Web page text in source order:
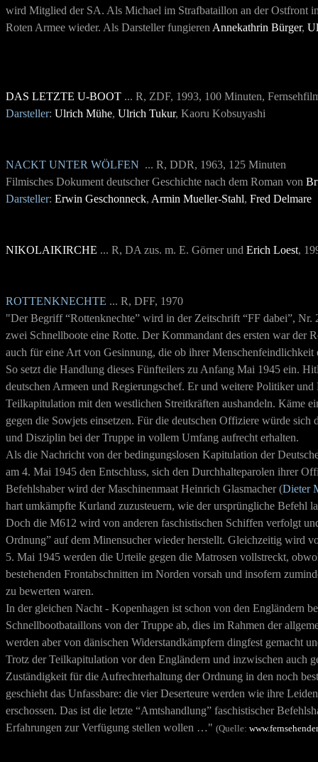
wird Mitglied der SA. Als Michael im Strafbataillon an der Ostfront
Roten Armee wieder. Als Darsteller fungieren Annekathrin Bürger,
DAS LETZTE U-BOOT ... R, ZDF, 1993, 100 Minuten,
Darsteller: Ulrich Mühe, Ulrich Tukur, Kaoru Kobsuyashi
NACKT UNTER WÖLFEN ... R, DDR, 1963, 125 Minuten
Filmisches Dokument deutscher Geschichte nach dem Roman von
Darsteller: Erwin Geschonneck, Armin Mueller-Stahl, Fred Delmare
NIKOLAIKIRCHE ... R, DA zus. m. E. Görner und Erich Loest,
ROTTENKNECHTE ... R, DFF, 1970
"Der Begriff “Rottenknechte” wird in der Zeitschrift “FF dabei”,
zwei Schnellboote eine Rotte. Der Kommandant des ersten war der
auch für eine Art von Gesinnung, die ob ihrer Menschenfeindlichkeit
So setzt die Handlung dieses Fünfteilers zu Anfang Mai 1945 ein.
deutschen Armeen und Regierungschef. Er und weitere Politiker
Teilkapitulation mit den westlichen Streitkräften aushandeln. Käme
gegen die Sowjets einsetzen. Für die deutschen Offiziere würde
und Disziplin bei der Truppe in vollem Umfang aufrecht erhalten.
Als die Nachricht von der bedingungslosen Kapitulation der
am 4. Mai 1945 den Entschluss, sich den Durchhalteparolen ihrer
Befehlshaber wird der Maschinenmaat Heinrich Glasmacher (Dieter
hart umkämpfte Kurland zuzusteuern, wie der ursprüngliche Befehl
Doch die M612 wird von anderen faschistischen Schiffen verfolgt
Ordnung” auf dem Minensucher wieder herstellt. Gleichzeitig wird
5. Mai 1945 werden die Urteile gegen die Matrosen vollstreckt,
bestehenden Frontabschnitten im Norden vorsah und insofern
zu bewerten waren.
In der gleichen Nacht - Kopenhagen ist schon von den Engländern
Schnellbootbataillons von der Truppe ab, dies im Rahmen der
werden aber von dänischen Widerstandkämpfern dingfest gemacht
Trotz der Teilkapitulation vor den Engländern und inzwischen auch
Zuständigkeit für die Aufrechterhaltung der Ordnung in den noch
geschieht das Unfassbare: die vier Deserteure werden wie ihre
erschossen. Das ist die letzte “Amtshandlung” faschistischer
Erfahrungen zur Verfügung stellen wollen …" (Quelle: